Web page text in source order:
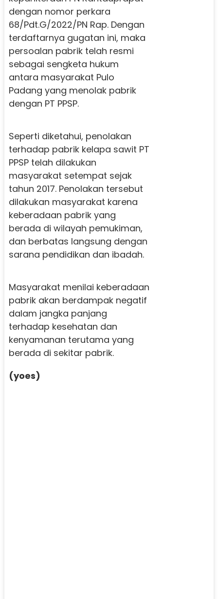
dengan nomor perkara
68/Pdt.G/2022/PN Rap. Dengan
terdaftarnya gugatan ini, maka
persoalan pabrik telah resmi
sebagai sengketa hukum
antara masyarakat Pulo
Padang yang menolak pabrik
dengan PT PPSP.
Seperti diketahui, penolakan
terhadap pabrik kelapa sawit PT
PPSP telah dilakukan
masyarakat setempat sejak
tahun 2017. Penolakan tersebut
dilakukan masyarakat karena
keberadaan pabrik yang
berada di wilayah pemukiman,
dan berbatas langsung dengan
sarana pendidikan dan ibadah.
Masyarakat menilai keberadaan
pabrik akan berdampak negatif
dalam jangka panjang
terhadap kesehatan dan
kenyamanan terutama yang
berada di sekitar pabrik.
(yoes)